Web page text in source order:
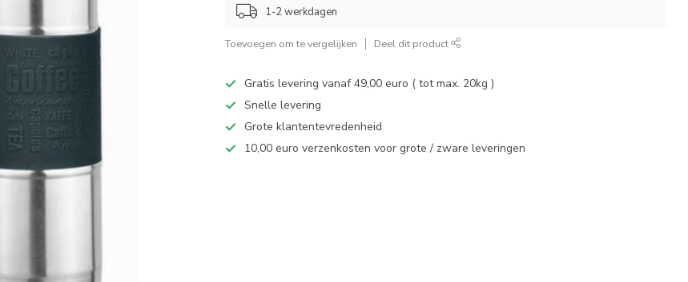
1-2 werkdagen
Toevoegen om te vergelijken Deel dit product
Gratis levering vanaf 49,00 euro ( tot max. 20kg )
Snelle levering
Grote klantentevredenheid
10,00 euro verzenkosten voor grote / zware leveringen